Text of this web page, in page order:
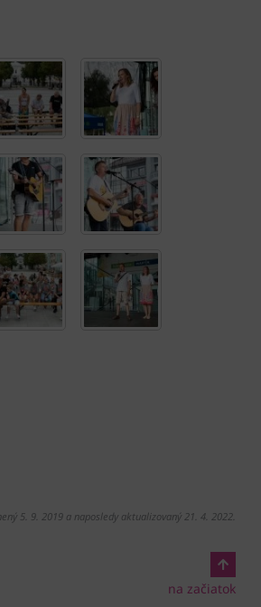
5. 9. 2019 a naposledy aktualizovaný 21. 4. 2022.
na začiatok